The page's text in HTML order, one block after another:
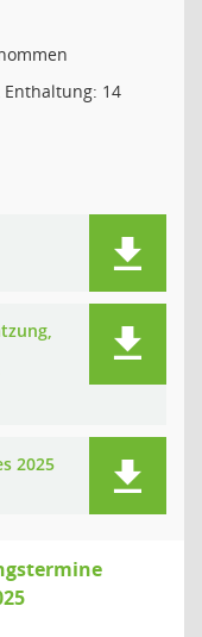
Enthaltung: 14
2025